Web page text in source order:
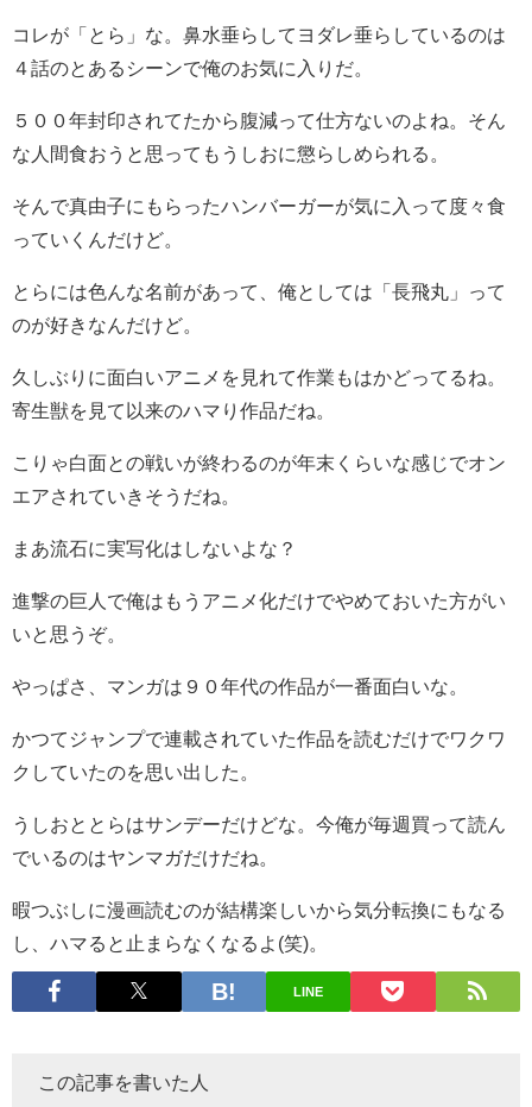
コレが「とら」な。鼻水垂らしてヨダレ垂らしているのは
４話のとあるシーンで俺のお気に入りだ。
５００年封印されてたから腹減って仕方ないのよね。そん
な人間食おうと思ってもうしおに懲らしめられる。
そんで真由子にもらったハンバーガーが気に入って度々食
っていくんだけど。
とらには色んな名前があって、俺としては「長飛丸」って
のが好きなんだけど。
久しぶりに面白いアニメを見れて作業もはかどってるね。
寄生獣を見て以来のハマり作品だね。
こりゃ白面との戦いが終わるのが年末くらいな感じでオン
エアされていきそうだね。
まあ流石に実写化はしないよな？
進撃の巨人で俺はもうアニメ化だけでやめておいた方がい
いと思うぞ。
やっぱさ、マンガは９０年代の作品が一番面白いな。
かつてジャンプで連載されていた作品を読むだけでワクワ
クしていたのを思い出した。
うしおととらはサンデーだけどな。今俺が毎週買って読ん
でいるのはヤンマガだけだね。
暇つぶしに漫画読むのが結構楽しいから気分転換にもなる
し、ハマると止まらなくなるよ(笑)。
LINE
この記事を書いた人